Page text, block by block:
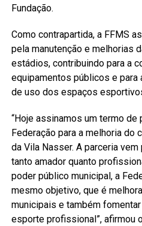
Fundação.
Como contrapartida, a FFMS
pela manutenção e melhorias
estádios, contribuindo para a
equipamentos públicos e para
de uso dos espaços
“Hoje assinamos um termo de
Federação para a melhoria do
da Vila Nasser. A parceria
tanto amador quanto
poder público municipal, a
mesmo objetivo, que é
municipais e também
esporte profissional”, afirmou